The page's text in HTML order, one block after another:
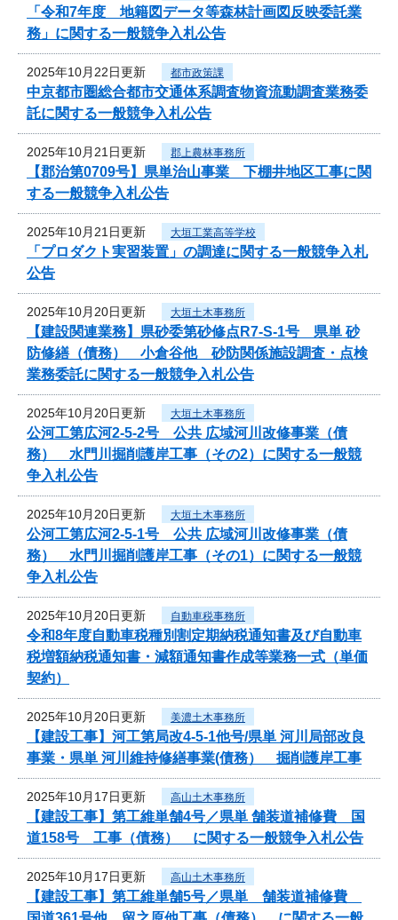
「令和7年度 地籍図データ等森林計画図反映委託業
務」に関する一般競争入札公告
2025年10月22日更新 都市政策課
中京都市圏総合都市交通体系調査物資流動調査業務委
託に関する一般競争入札公告
2025年10月21日更新 郡上農林事務所
【郡治第0709号】県単治山事業 下棚井地区工事に関
する一般競争入札公告
2025年10月21日更新 大垣工業高等学校
「プロダクト実習装置」の調達に関する一般競争入札
公告
2025年10月20日更新 大垣土木事務所
【建設関連業務】県砂委第砂修点R7-S-1号 県単 砂
防修繕（債務） 小倉谷他 砂防関係施設調査・点検
業務委託に関する一般競争入札公告
2025年10月20日更新 大垣土木事務所
公河工第広河2-5-2号 公共 広域河川改修事業（債
務） 水門川掘削護岸工事（その2）に関する一般競
争入札公告
2025年10月20日更新 大垣土木事務所
公河工第広河2-5-1号 公共 広域河川改修事業（債
務） 水門川掘削護岸工事（その1）に関する一般競
争入札公告
2025年10月20日更新 自動車税事務所
令和8年度自動車税種別割定期納税通知書及び自動車
税増額納税通知書・減額通知書作成等業務一式（単価
契約）
2025年10月20日更新 美濃土木事務所
【建設工事】河工第局改4-5-1他号/県単 河川局部改良
事業・県単 河川維持修繕事業(債務） 掘削護岸工事
2025年10月17日更新 高山土木事務所
【建設工事】第工維単舗4号／県単 舗装道補修費 国
道158号 工事（債務） に関する一般競争入札公告
2025年10月17日更新 高山土木事務所
【建設工事】第工維単舗5号／県単 舗装道補修費